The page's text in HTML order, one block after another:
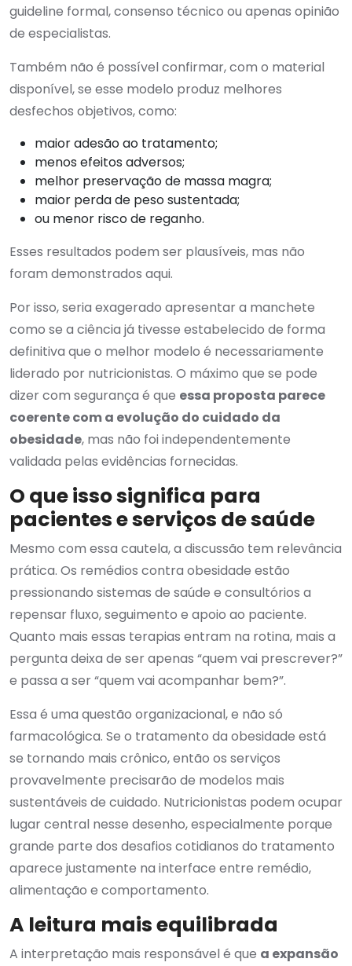
guideline formal, consenso técnico ou apenas opinião
de especialistas.
Também não é possível confirmar, com o material
disponível, se esse modelo produz melhores
desfechos objetivos, como:
maior adesão ao tratamento;
menos efeitos adversos;
melhor preservação de massa magra;
maior perda de peso sustentada;
ou menor risco de reganho.
Esses resultados podem ser plausíveis, mas não
foram demonstrados aqui.
Por isso, seria exagerado apresentar a manchete
como se a ciência já tivesse estabelecido de forma
definitiva que o melhor modelo é necessariamente
liderado por nutricionistas. O máximo que se pode
dizer com segurança é que essa proposta parece
coerente com a evolução do cuidado da
obesidade, mas não foi independentemente
validada pelas evidências fornecidas.
O que isso significa para
pacientes e serviços de saúde
Mesmo com essa cautela, a discussão tem relevância
prática. Os remédios contra obesidade estão
pressionando sistemas de saúde e consultórios a
repensar fluxo, seguimento e apoio ao paciente.
Quanto mais essas terapias entram na rotina, mais a
pergunta deixa de ser apenas “quem vai prescrever?”
e passa a ser “quem vai acompanhar bem?”.
Essa é uma questão organizacional, e não só
farmacológica. Se o tratamento da obesidade está
se tornando mais crônico, então os serviços
provavelmente precisarão de modelos mais
sustentáveis de cuidado. Nutricionistas podem ocupar
lugar central nesse desenho, especialmente porque
grande parte dos desafios cotidianos do tratamento
aparece justamente na interface entre remédio,
alimentação e comportamento.
A leitura mais equilibrada
A interpretação mais responsável é que a expansão